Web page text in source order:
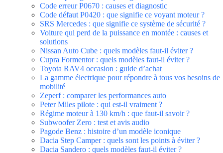
Code erreur P0670 : causes et diagnostic
Code défaut P0420 : que signifie ce voyant moteur ?
SRS Mercedes : que signifie ce système de sécurité ?
Voiture qui perd de la puissance en montée : causes et
solutions
Nissan Auto Cube : quels modèles faut-il éviter ?
Cupra Formentor : quels modèles faut-il éviter ?
Toyota RAV4 occasion : guide d’achat
La gamme électrique pour répondre à tous vos besoins de
mobilité
Zeperf : comparer les performances auto
Peter Miles pilote : qui est-il vraiment ?
Régime moteur à 130 km/h : que faut-il savoir ?
Subwoofer Zero : test et avis audio
Pagode Benz : histoire d’un modèle iconique
Dacia Step Camper : quels sont les points à éviter ?
Dacia Sandero : quels modèles faut-il éviter ?